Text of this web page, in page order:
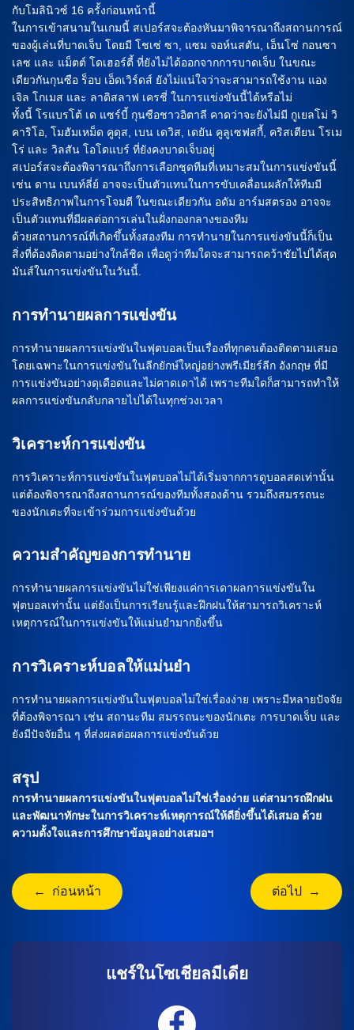
กับโมลินิวซ์ 16 ครั้งก่อนหน้านี้
ในการเข้าสนามในเกมนี้ สเปอร์สจะต้องหันมาพิจารณาถึงสถานการณ์
ของผู้เล่นที่บาดเจ็บ โดยมี โชเซ่ ซา, แซม จอห์นสตัน, เอ็นโซ่ กอนซา
เลซ และ แม็ตต์ โดเฮอร์ตี้ ที่ยังไม่ได้ออกจากการบาดเจ็บ ในขณะ
เดียวกันกุนซือ ร็อบ เอ็ดเวิร์ดส์ ยังไม่แน่ใจว่าจะสามารถใช้งาน แอง
เจิล โกเมส และ ลาดิสลาฟ เครชี่ ในการแข่งขันนี้ได้หรือไม่
ทั้งนี้ โรแบรโต้ เด แซร์บี้ กุนซือชาวอิตาลี คาดว่าจะยังไม่มี กูเยลโม่ วิ
คาริโอ, โมฮัมเหม็ด คูดุส, เบน เดวิส, เดยัน คูลูเซฟสกี้, คริสเตียน โรเม
โร่ และ วิลสัน โอโดแบร์ ที่ยังคงบาดเจ็บอยู่
สเปอร์สจะต้องพิจารณาถึงการเลือกชุดทีมที่เหมาะสมในการแข่งขันนี้
เช่น ดาน เบนท์ลี่ย์ อาจจะเป็นตัวแทนในการขับเคลื่อนผลักให้ทีมมี
ประสิทธิภาพในการโจมตี ในขณะเดียวกัน อดัม อาร์มสตรอง อาจจะ
เป็นตัวแทนที่มีผลต่อการเล่นในฝั่งกองกลางของทีม
ด้วยสถานการณ์ที่เกิดขึ้นทั้งสองทีม การทำนายในการแข่งขันนี้ก็เป็น
สิ่งที่ต้องติดตามอย่างใกล้ชิด เพื่อดูว่าทีมใดจะสามารถคว้าชัยไปได้สุด
มันส์ในการแข่งขันในวันนี้.
การทำนายผลการแข่งขัน
การทำนายผลการแข่งขันในฟุตบอลเป็นเรื่องที่ทุกคนต้องติดตามเสมอ
โดยเฉพาะในการแข่งขันในลีกยักษ์ใหญ่อย่างพรีเมียร์ลีก อังกฤษ ที่มี
การแข่งขันอย่างดุเดือดและไม่คาดเดาได้ เพราะทีมใดก็สามารถทำให้
ผลการแข่งขันกลับกลายไปได้ในทุกช่วงเวลา
วิเคราะห์การแข่งขัน
การวิเคราะห์การแข่งขันในฟุตบอลไม่ได้เริ่มจากการดูบอลสดเท่านั้น
แต่ต้องพิจารณาถึงสถานการณ์ของทีมทั้งสองด้าน รวมถึงสมรรถนะ
ของนักเตะที่จะเข้าร่วมการแข่งขันด้วย
ความสำคัญของการทำนาย
การทำนายผลการแข่งขันไม่ใช่เพียงแค่การเดาผลการแข่งขันใน
ฟุตบอลเท่านั้น แต่ยังเป็นการเรียนรู้และฝึกฝนให้สามารถวิเคราะห์
เหตุการณ์ในการแข่งขันให้แม่นยำมากยิ่งขึ้น
การวิเคราะห์บอลให้แม่นยำ
การทำนายผลการแข่งขันในฟุตบอลไม่ใช่เรื่องง่าย เพราะมีหลายปัจจัย
ที่ต้องพิจารณา เช่น สถานะทีม สมรรถนะของนักเตะ การบาดเจ็บ และ
ยังมีปัจจัยอื่น ๆ ที่ส่งผลต่อผลการแข่งขันด้วย
สรุป
การทำนายผลการแข่งขันในฟุตบอลไม่ใช่เรื่องง่าย แต่สามารถฝึกฝน
และพัฒนาทักษะในการวิเคราะห์เหตุการณ์ให้ดียิ่งขึ้นได้เสมอ ด้วย
ความตั้งใจและการศึกษาข้อมูลอย่างเสมอฯ
← ก่อนหน้า ต่อไป →
แชร์ในโซเชียลมีเดีย